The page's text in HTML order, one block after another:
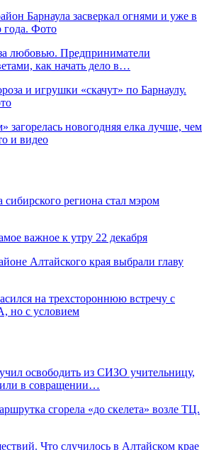
Барнаула засверкал огнями и уже в
года. Фото
любовью. Предприниматели
как начать дело в…
и игрушки «скачут» по Барнаулу.
загорелась новогодняя елка лучше, чем
и видео
сибирского региона стал мэром
важное к утру 22 декабря
Алтайского края выбрали главу
на трехстороннюю встречу с
но с условием
освободить из СИЗО учительницу,
в совращении…
сгорела «до скелета» возле ТЦ.
Что случилось в Алтайском крае